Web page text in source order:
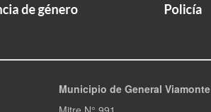
Municipio de General Viamonte